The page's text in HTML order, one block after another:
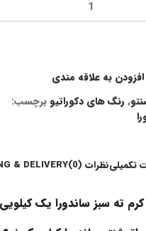
افزودن به علاقه مندی
, رنگ های دکوراتیو برچسب:
تکمیلینظرات (0) & DELIVERY
کرم ته سبز ساندورا یک کیلویی